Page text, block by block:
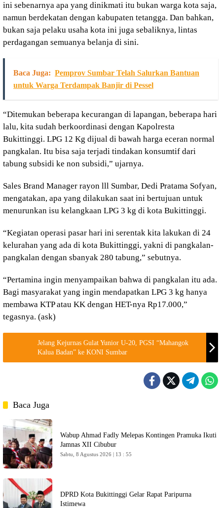
ini sebenarnya apa yang dinikmati itu bukan warga kota saja,
namun berdekatan dengan kabupaten tetangga. Dan bahkan,
bukan saja pelaku usaha kota ini juga sebaliknya, lintas
perdagangan semuanya belanja di sini.
Baca Juga: Pemprov Sumbar Telah Salurkan Bantuan
untuk Warga Terdampak Banjir di Pessel
“Ditemukan beberapa kecurangan di lapangan, beberapa hari
lalu, kita sudah berkoordinasi dengan Kapolresta
Bukittinggi. LPG 12 Kg dijual di bawah harga eceran normal
pangkalan. Itu bisa saja terjadi tindakan konsumtif dari
tabung subsidi ke non subsidi,” ujarnya.
Sales Brand Manager rayon lll Sumbar, Dedi Pratama Sofyan,
mengatakan, apa yang dilakukan saat ini bertujuan untuk
menurunkan isu kelangkaan LPG 3 kg di kota Bukittinggi.
“Kegiatan operasi pasar hari ini serentak kita lakukan di 24
kelurahan yang ada di kota Bukittinggi, yakni di pangkalan-
pangkalan dengan sbanyak 280 tabung,” sebutnya.
“Pertamina ingin menyampaikan bahwa di pangkalan itu ada.
Bagi masyarakat yang ingin mendapatkan LPG 3 kg hanya
membawa KTP atau KK dengan HET-nya Rp17.000,”
tegasnya. (ask)
Jelang Kejurnas Gulat Yunior U-20, PGSI “Mahangok
Kalua Badan” ke KONI Sumbar
Baca Juga
Wabup Ahmad Fadly Melepas Kontingen Pramuka Ikuti
Jamnas XII Cibubur
Sabtu, 8 Agustus 2026 | 13 : 55
DPRD Kota Bukittinggi Gelar Rapat Paripurna
Istimewa